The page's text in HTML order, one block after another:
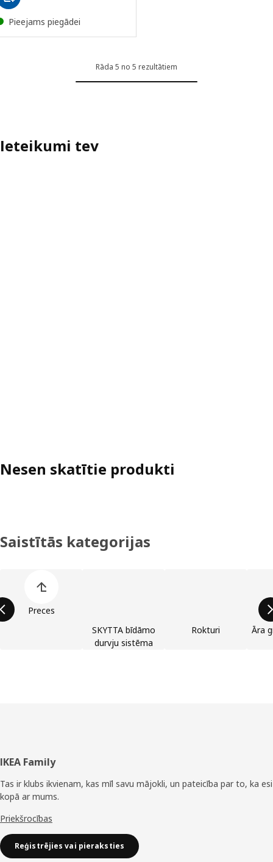
Pieejams piegādei
Rāda 5 no 5 rezultātiem
Ieteikumi tev
Nesen skatītie produkti
Saistītās kategorijas
Preces
SKYTTA bīdāmo
durvju sistēma
Rokturi Āra
Kājene
IKEA Family
Tas ir klubs ikvienam, kas mīl savu mājokli, un pateicība par to, ka esi
kopā ar mums.
Priekšrocības
Reģistrējies vai pieraksties